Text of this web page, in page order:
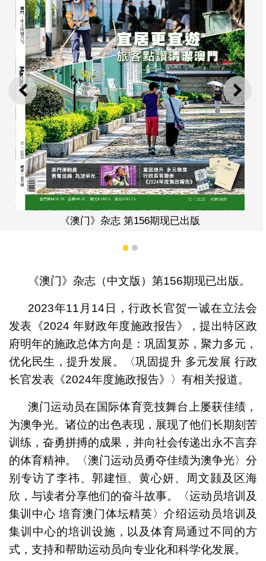
上一则 下一
《澳门》杂志 第156期现已出版
1 2
《澳门》杂志（中文版）第156期现已出版。
2023年11月14日，行政长官贺一诚在立法会
发表《2024 年财政年度施政报告》，提出特区政
府明年的施政总体方向是：巩固复苏，聚力多元，
优化民生，提升发展。〈巩固提升 多元发展 行政
长官发表《2024年度施政报告》〉有相关报道。
澳门运动员在国际体育竞技舞台上屡获佳绩，
为澳争光。诸位的出色表现，展现了他们长期刻苦
训练，奋勇拼搏的成果，并向社会传递出永不言弃
的体育精神。〈澳门运动员勇夺佳绩为澳争光〉分
别专访了李祎、郭建恒、黄心妍、周文颢及区海
欣，与读者分享他们的奋斗故事。〈运动员培训及
集训中心 培育澳门体坛精英〉介绍运动员培训及
集训中心的培训设施，以及体育局通过不同的方
式，支持和帮助运动员向专业化和科学化发展。